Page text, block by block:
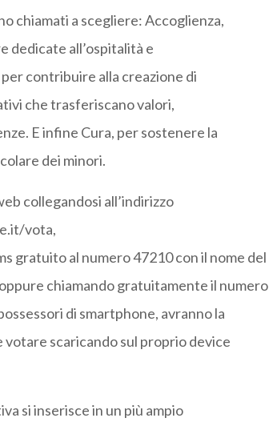
chiamati a scegliere: Accoglienza,
dedicate all’ospitalità e
contribuire alla creazione di
che trasferiscano valori,
E infine Cura, per sostenere la
dei minori.
collegandosi all’indirizzo
vota,
gratuito al numero 47210 con il nome del
chiamando gratuitamente il numero
di smartphone, avranno la
scaricando sul proprio device
si inserisce in un più ampio